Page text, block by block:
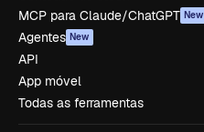
MCP para Claude/ChatGPT New
Agentes New
API
App móvel
Todas as ferramentas